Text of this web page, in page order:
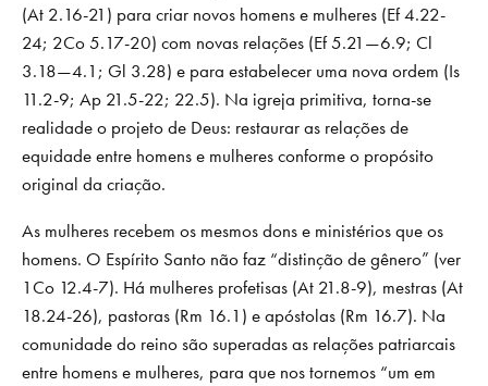
(At 2.16-21) para criar novos homens e mulheres (Ef 4.22-
24; 2Co 5.17-20) com novas relações (Ef 5.21—6.9; Cl
3.18—4.1; Gl 3.28) e para estabelecer uma nova ordem (Is
11.2-9; Ap 21.5-22; 22.5). Na igreja primitiva, torna-se
realidade o projeto de Deus: restaurar as relações de
equidade entre homens e mulheres conforme o propósito
original da criação.
As mulheres recebem os mesmos dons e ministérios que os
homens. O Espírito Santo não faz “distinção de gênero” (ver
1Co 12.4-7). Há mulheres profetisas (At 21.8-9), mestras (At
18.24-26), pastoras (Rm 16.1) e apóstolas (Rm 16.7). Na
comunidade do reino são superadas as relações patriarcais
entre homens e mulheres, para que nos tornemos “um em